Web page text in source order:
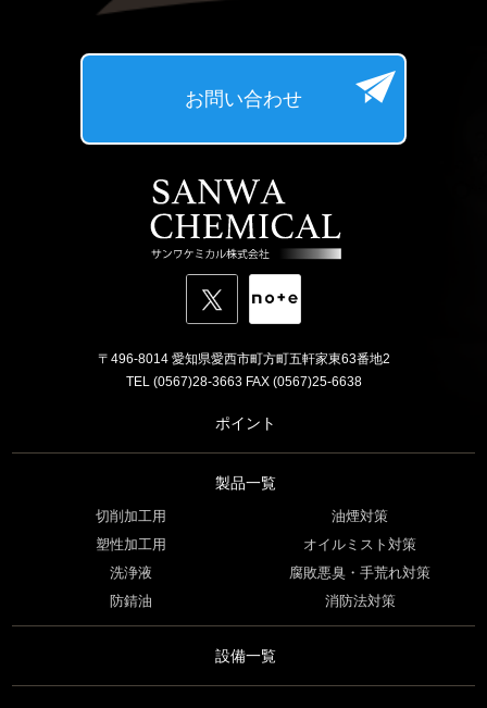
お問い合わせ
〒496-8014 愛知県愛西市町方町五軒家東63番地2
TEL (0567)28-3663 FAX (0567)25-6638
ポイント
製品一覧
切削加工用
油煙対策
塑性加工用
オイルミスト対策
洗浄液
腐敗悪臭・手荒れ対策
防錆油
消防法対策
設備一覧